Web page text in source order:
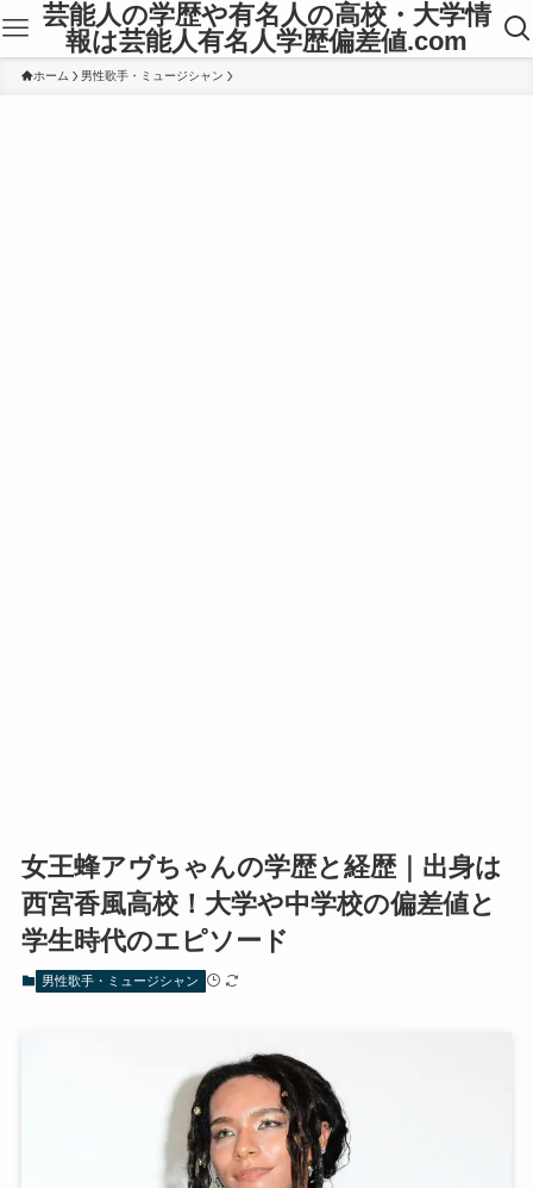
芸能人の学歴や有名人の高校・大学情
報は芸能人有名人学歴偏差値.com
ホーム 男性歌手・ミュージシャン
女王蜂アヴちゃんの学歴と経歴｜出身は
西宮香風高校！大学や中学校の偏差値と
学生時代のエピソード
男性歌手・ミュージシャン